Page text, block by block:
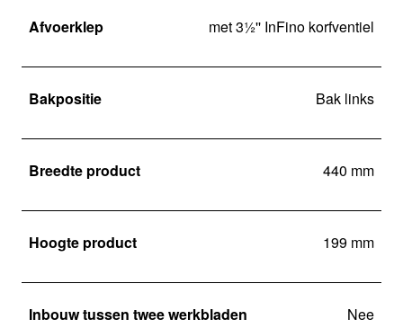
Afvoerklep met 3½'' InFino korfventiel
Bakpositie Bak links
Breedte product 440 mm
Hoogte product 199 mm
Inbouw tussen twee werkbladen Nee